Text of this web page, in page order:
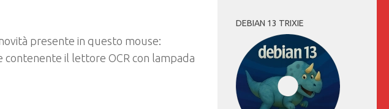
presente in questo mouse:
il lettore OCR con lampada
DEBIAN 13 TRIXIE